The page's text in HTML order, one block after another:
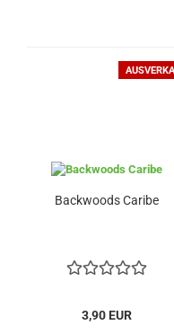
Backwoods Caribe
3,90 EUR